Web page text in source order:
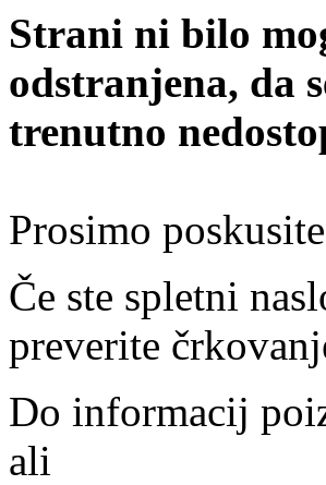
Strani ni bilo
odstranjena, da
trenutno
Prosimo
Če ste spletni
preverite
Do informacij
ali